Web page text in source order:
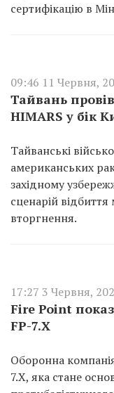
сертифікацію в
09:46 11 Червня,
Тайвань
HIMARS у бік
Тайванські
американських
західному
сценарій
вторгнення.
17:27 3 Червня,
Fire Point
FP-7.X
Оборонна
7.X, яка стане